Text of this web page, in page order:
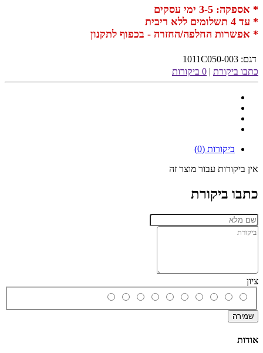
* אספקה: 3-5 ימי עסקים
* עד 4 תשלומים ללא ריבית
* אפשרות החלפה/החזרה - בכפוף לתקנון
דגם: 1011C050-003
כתבו ביקורת | 0 ביקורות
ביקורות (0)
אין ביקורות עבור מוצר זה
כתבו ביקורת
ציון
שמירה
אודות